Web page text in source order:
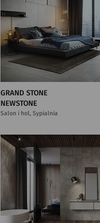
GRAND STONE
NEWSTONE
Salon i hol, Sypialnia